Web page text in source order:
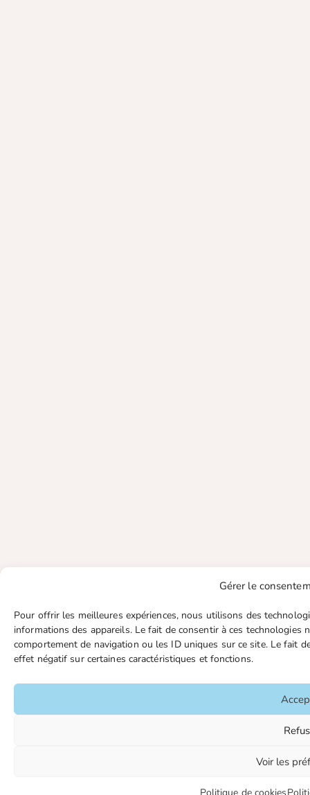
Gérer le
Pour offrir les meilleures expériences, nous utilisons des
informations des appareils. Le fait de consentir à ces
comportement de navigation ou les ID uniques sur ce site. Le fait
effet négatif sur certaines caractéristiques et fonctions.
Voir les